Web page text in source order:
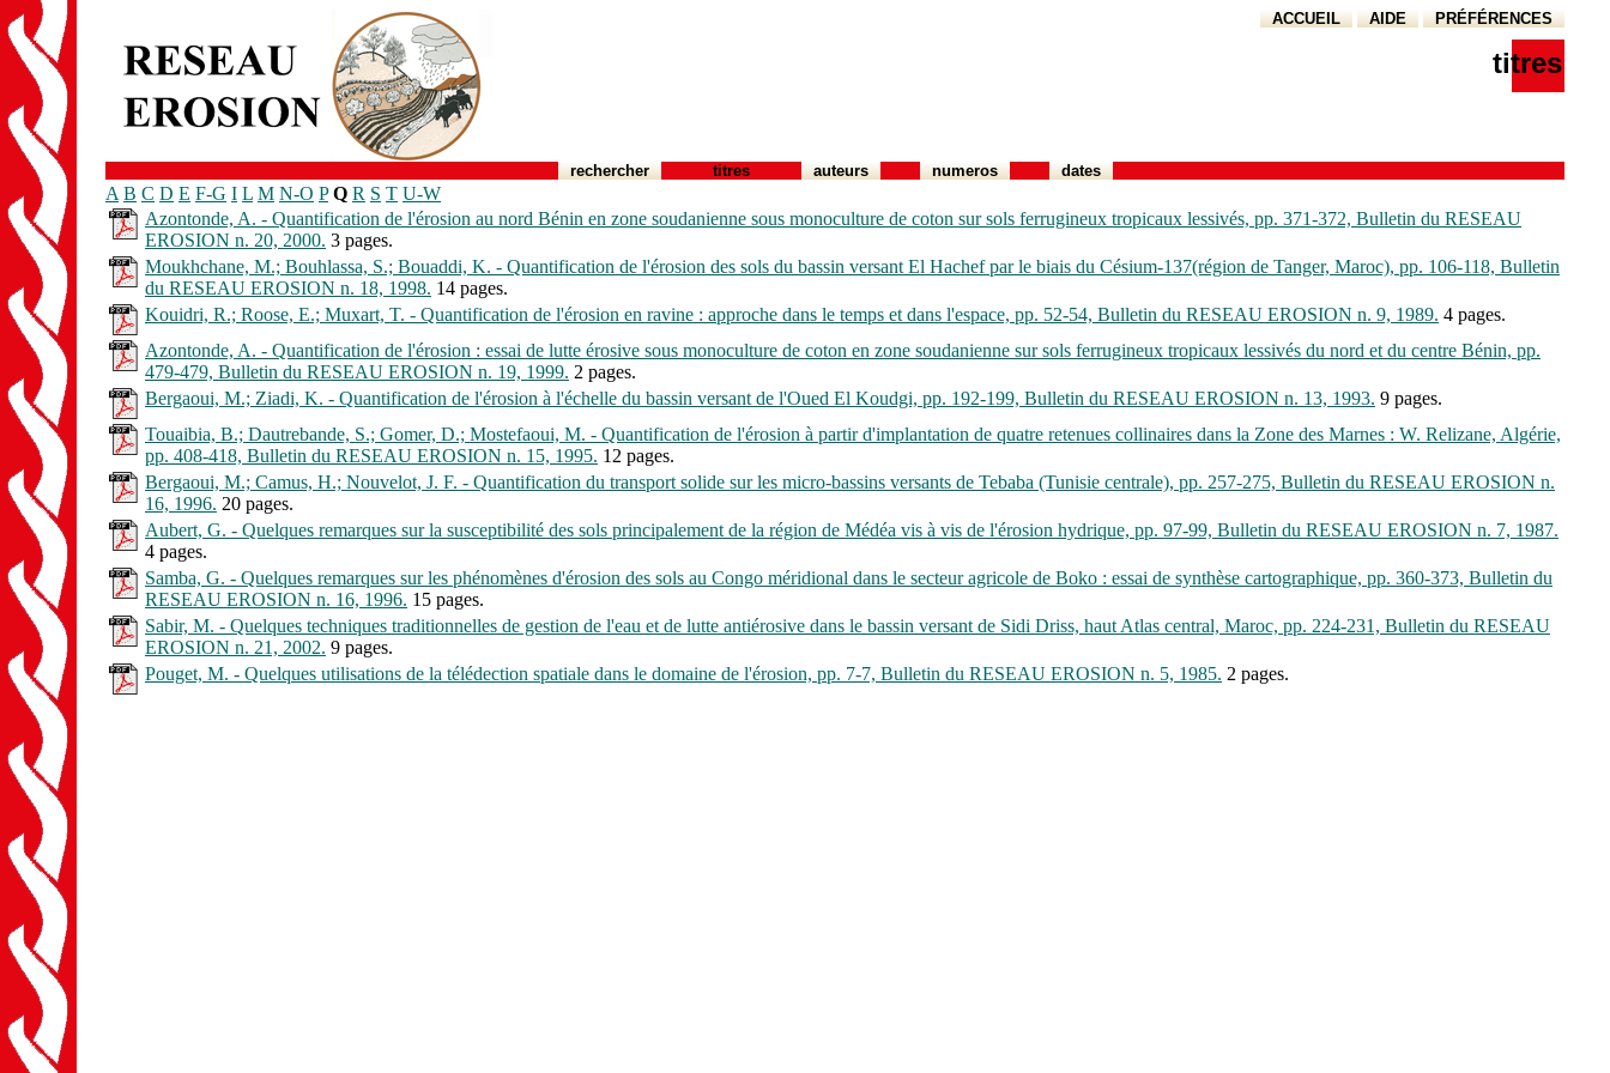
ACCUEIL AIDE PRÉFÉRENCES
titres
rechercher titres auteurs numeros dates
A B C D E F-G I L M N-O P Q R S T U-W
Azontonde, A. - Quantification de l'érosion au nord Bénin en zone soudanienne sous monoculture de coton sur sols ferrugineux tropicaux lessivés, pp. 371-372, Bulletin du RESEAU
EROSION n. 20, 2000. 3 pages.
Moukhchane, M.; Bouhlassa, S.; Bouaddi, K. - Quantification de l'érosion des sols du bassin versant El Hachef par le biais du Césium-137(région de Tanger, Maroc), pp. 106-118, Bulletin
du RESEAU EROSION n. 18, 1998. 14 pages.
Kouidri, R.; Roose, E.; Muxart, T. - Quantification de l'érosion en ravine : approche dans le temps et dans l'espace, pp. 52-54, Bulletin du RESEAU EROSION n. 9, 1989. 4 pages.
Azontonde, A. - Quantification de l'érosion : essai de lutte érosive sous monoculture de coton en zone soudanienne sur sols ferrugineux tropicaux lessivés du nord et du centre Bénin, pp.
479-479, Bulletin du RESEAU EROSION n. 19, 1999. 2 pages.
Bergaoui, M.; Ziadi, K. - Quantification de l'érosion à l'échelle du bassin versant de l'Oued El Koudgi, pp. 192-199, Bulletin du RESEAU EROSION n. 13, 1993. 9 pages.
Touaibia, B.; Dautrebande, S.; Gomer, D.; Mostefaoui, M. - Quantification de l'érosion à partir d'implantation de quatre retenues collinaires dans la Zone des Marnes : W. Relizane, Algérie,
pp. 408-418, Bulletin du RESEAU EROSION n. 15, 1995. 12 pages.
Bergaoui, M.; Camus, H.; Nouvelot, J. F. - Quantification du transport solide sur les micro-bassins versants de Tebaba (Tunisie centrale), pp. 257-275, Bulletin du RESEAU EROSION n.
16, 1996. 20 pages.
Aubert, G. - Quelques remarques sur la susceptibilité des sols principalement de la région de Médéa vis à vis de l'érosion hydrique, pp. 97-99, Bulletin du RESEAU EROSION n. 7, 1987.
4 pages.
Samba, G. - Quelques remarques sur les phénomènes d'érosion des sols au Congo méridional dans le secteur agricole de Boko : essai de synthèse cartographique, pp. 360-373, Bulletin du
RESEAU EROSION n. 16, 1996. 15 pages.
Sabir, M. - Quelques techniques traditionnelles de gestion de l'eau et de lutte antiérosive dans le bassin versant de Sidi Driss, haut Atlas central, Maroc, pp. 224-231, Bulletin du RESEAU
EROSION n. 21, 2002. 9 pages.
Pouget, M. - Quelques utilisations de la télédection spatiale dans le domaine de l'érosion, pp. 7-7, Bulletin du RESEAU EROSION n. 5, 1985. 2 pages.